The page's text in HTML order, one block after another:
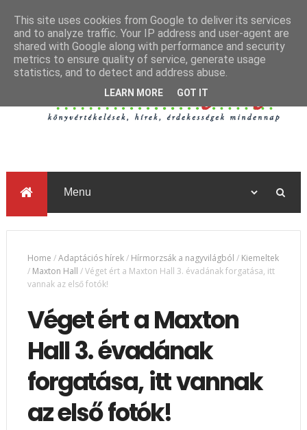
Home /Adaptációs hírek/ Hírmorzsák a nagyvilágból / Kiemeltek
/ Maxton Hall /Véget ért a Maxton Hall 3. évadának forgatása, itt
vannak az első fotók!
Véget ért a Maxton
Hall 3. évadának
forgatása, itt vannak
az első fotók!
This site uses cookies from Google to deliver its services
and to analyze traffic. Your IP address and user-agent are
shared with Google along with performance and security
metrics to ensure quality of service, generate usage
statistics, and to detect and address abuse.
LEARN MORE GOT IT